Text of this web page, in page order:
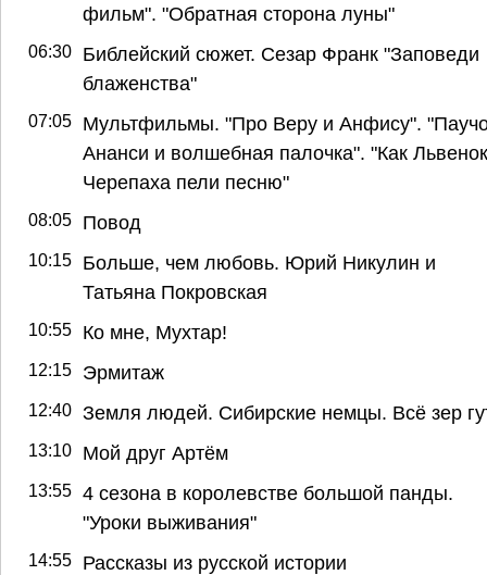
фильм". "Обратная сторона луны"
06:30
Библейский сюжет. Сезар Франк "Заповеди
блаженства"
07:05
Мультфильмы. "Про Веру и Анфису".
Ананси и волшебная палочка". "Как
Черепаха пели песню"
08:05 Повод
10:15
Больше, чем любовь. Юрий Никулин и
Татьяна Покровская
10:55 Ко мне, Мухтар!
12:15 Эрмитаж
12:40 Земля людей. Сибирские немцы. Всё зер
13:10 Мой друг Артём
13:55 4 сезона в королевстве большой панды.
"Уроки выживания"
14:55 Рассказы из русской истории